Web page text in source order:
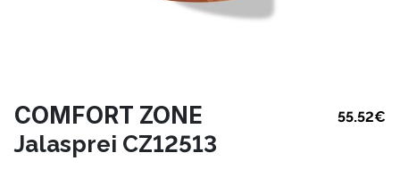
COMFORT ZONE 55.52€
Jalasprei CZ12513